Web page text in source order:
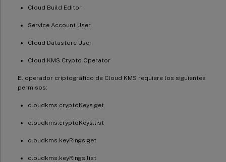
Cloud Build Editor
Service Account User
Cloud Datastore User
Cloud KMS Crypto Operator
El operador criptográfico de Cloud KMS requiere los siguientes
permisos:
cloudkms.cryptoKeys.get
cloudkms.cryptoKeys.list
cloudkms.keyRings.get
cloudkms.keyRings.list